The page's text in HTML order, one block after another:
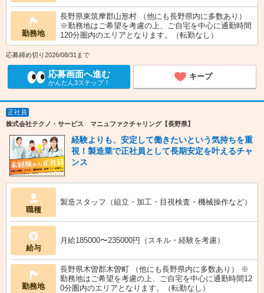
勤務地
長野県東筑摩郡山形村 （他にも長野県内に多数あり）
※勤務地はご希望を考慮の上、ご自宅を中心に通勤時間
120分圏内のエリアとなります。（転勤なし）
応募締め切り2026/08/31まで
応募画面へ進む
かんたん3ステップ！
キープ
正社員
株式会社テクノ・サービス マニュファクチャリング【長野県】
経験よりも、安定して働きたいという気持ちを重
視！製造業で正社員として長期安定を叶えるチャ
ンス
職種
製造スタッフ（組立・加工・目視検査・機械操作など）
給与
月給185000〜235000円（スキル・経験を考慮）
勤務地
長野県木曽郡木曽町 （他にも長野県内に多数あり） ※
勤務地はご希望を考慮の上、ご自宅を中心に通勤時間12
0分圏内のエリアとなります。（転勤なし）